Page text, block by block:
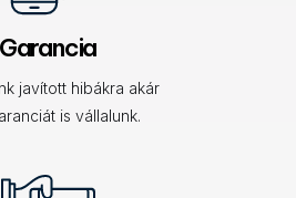
Garancia
javított hibákra akár
is vállalunk.